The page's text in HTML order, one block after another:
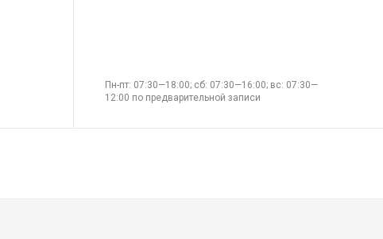
Пн-пт: 07:30—18:00; сб: 07:30—16:00; вс: 07:30—
12:00 по предварительной записи